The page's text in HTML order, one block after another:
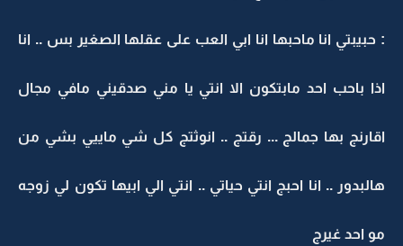
: حبيبتي انا ماحبها انا ابي العب على عقلها الصغير بس .. انا
اذا باحب احد مابتكون الا انتي يا مني صدقيني مافي مجال
اقارنج بها جمالج ... رقتج .. انوثتج كل شي ماييي بشي من
هالبدور .. انا احبج انتي حياتي .. انتي الي ابيها تكون لي زوجه
مو احد غيرج